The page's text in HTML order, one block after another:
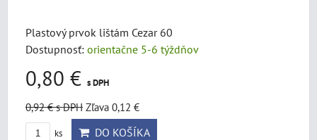
Plastový prvok lištám Cezar 60
Dostupnosť: orientačne 5-6 týždňov
0,80 € s DPH
0,92 €s DPH Zľava 0,12 €
ks DO KOŠÍKA